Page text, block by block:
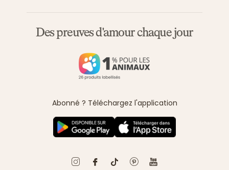
Des preuves d'amour chaque jour
Abonné ? Téléchargez l'application